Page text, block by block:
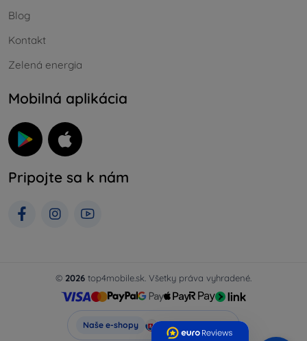
Blog
Kontakt
Zelená energia
Mobilná aplikácia
Pripojte sa k nám
© 2026 top4mobile.sk. Všetky práva vyhradené.
Naše e-shopy Top4Mobile.sk